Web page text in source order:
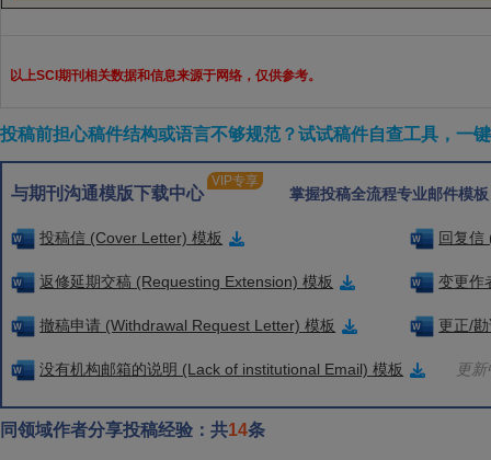
以上SCI期刊相关数据和信息来源于网络，仅供参考。
投稿前担心稿件结构或语言不够规范？试试稿件自查工具，一
与期刊沟通模版下载中心
VIP专享
掌握投稿全流程专业邮件模
投稿信 (Cover Letter) 模板 回复信
返修延期交稿 (Requesting Extension) 模板 变更作
撤稿申请 (Withdrawal Request Letter) 模板 更正/
没有机构邮箱的说明 (Lack of institutional Email) 模板 更
同领域作者分享投稿经验：共14条